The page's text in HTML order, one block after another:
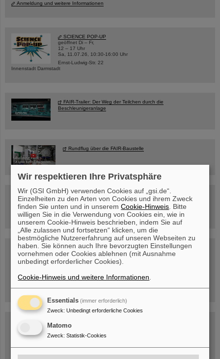
Anmeldung und weitere Informationen
SCIENCE POP-UP
geöffnet Di – Fr,
12 – 17 Uhr
Sa, 11.07.26, 10:30-16:00 Uhr
Ernst-Ludwig-Str. 22
Innenstadt Darmstadt
FAIR-Trailer: Der Weg der Teilchen durch die
Beschleunigeranlage
Rundflug über die FAIR-Baustelle
Besichtigung von GSI/FAIR –
jetzt Termin buchen!
Blog Beam On
Menschen ...hinter GSI und FAIR.
Wir respektieren Ihre Privatsphäre
Wir (GSI GmbH) verwenden Cookies auf „gsi.de“.
Einzelheiten zu den Arten von Cookies und ihrem Zweck
finden Sie unten und in unseremCookie-Hinweis . Bitte
willigen Sie in die Verwendung von Cookies ein, wie in
unserem Cookie-Hinweis beschrieben, indem Sie auf
„Alle zulassen und fortsetzen“ klicken, um die
bestmögliche Nutzererfahrung auf unseren Webseiten zu
haben. Sie können auch Ihre bevorzugten Einstellungen
vornehmen oder Cookies ablehnen (mit Ausnahme
unbedingt erforderlicher Cookies).
Cookie-Hinweis und weitere Informationen
Essentials (immer erforderlich)
Zweck: Unbedingt erforderliche Cookies
Matomo
Zweck: Statistik-Cookies